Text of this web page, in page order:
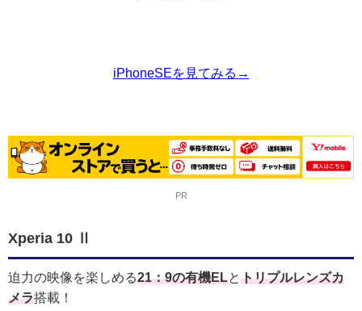
iPhoneSEを見てみる→
PR
Xperia 10 Ⅱ
迫力の映像を楽しめる21：9の有機ELとトリプルレンズカ
メラ搭載！